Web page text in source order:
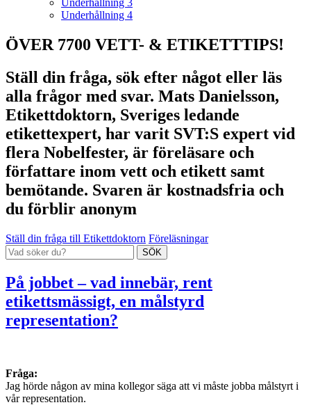
Underhållning 3
Underhållning 4
ÖVER 7700 VETT- & ETIKETTTIPS!
Ställ din fråga, sök efter något eller läs
alla frågor med svar. Mats Danielsson,
Etikettdoktorn, Sveriges ledande
etikettexpert, har varit SVT:S expert vid
flera Nobelfester, är föreläsare och
författare inom vett och etikett samt
bemötande. Svaren är kostnadsfria och
du förblir anonym
Ställ din fråga till Etikettdoktorn Föreläsningar
På jobbet – vad innebär, rent
etikettsmässigt, en målstyrd
representation?
Fråga:
Jag hörde någon av mina kollegor säga att vi måste jobba målstyrt i
vår representation.